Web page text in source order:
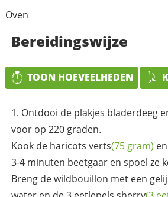
Oven
Bereidingswijze
TOON HOEVEELHEDEN
Ontdooi de plakjes bladerdeeg
voor op 220 graden.
Kook de haricots verts(75 gram)
3-4 minuten beetgaar en spoel ze
Breng de wildbouillon met een